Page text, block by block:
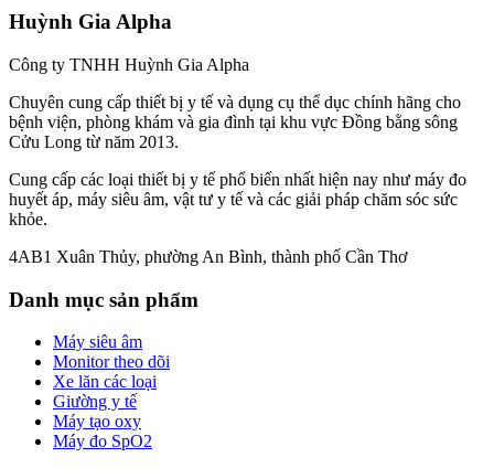
Huỳnh Gia Alpha
Công ty TNHH Huỳnh Gia Alpha
Chuyên cung cấp thiết bị y tế và dụng cụ thể dục chính hãng cho
bệnh viện, phòng khám và gia đình tại khu vực Đồng bằng sông
Cửu Long từ năm 2013.
Cung cấp các loại thiết bị y tế phổ biến nhất hiện nay như máy đo
huyết áp, máy siêu âm, vật tư y tế và các giải pháp chăm sóc sức
khỏe.
4AB1 Xuân Thủy, phường An Bình, thành phố Cần Thơ
Danh mục sản phẩm
Máy siêu âm
Monitor theo dõi
Xe lăn các loại
Giường y tế
Máy tạo oxy
Máy đo SpO2